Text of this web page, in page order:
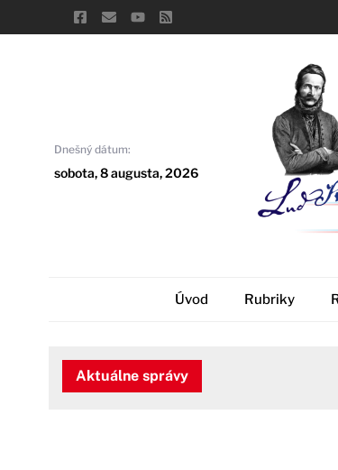
to
Dnešný dátum:
sobota, 8 augusta, 2026
Úvod Rubriky
Aktuálne správy